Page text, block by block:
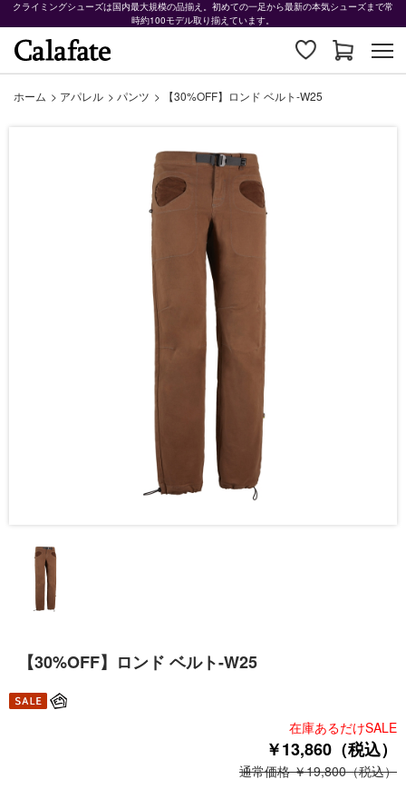
クライミングシューズは国内最大規模の品揃え。初めての一足から最新の本気シューズまで常
時約100モデル取り揃えています。
ホーム > アパレル > パンツ > 【30%OFF】ロンド ベルト-W25
【30%OFF】ロンド ベルト-W25
在庫あるだけSALE
￥13,860（税込）
通常価格 ￥19,800（税込）